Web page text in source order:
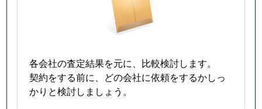
各会社の査定結果を元に、比較検討します。
契約をする前に、どの会社に依頼をするかしっ
かりと検討しましょう。